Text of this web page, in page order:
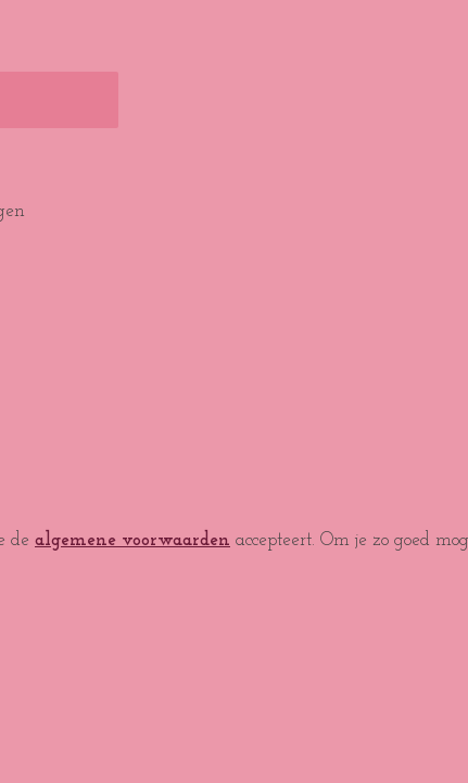
de algemene voorwaarden accepteert. Om je zo goed